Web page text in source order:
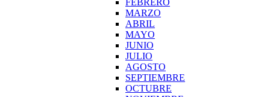
FEBRERO
MARZO
ABRIL
MAYO
JUNIO
JULIO
AGOSTO
SEPTIEMBRE
OCTUBRE